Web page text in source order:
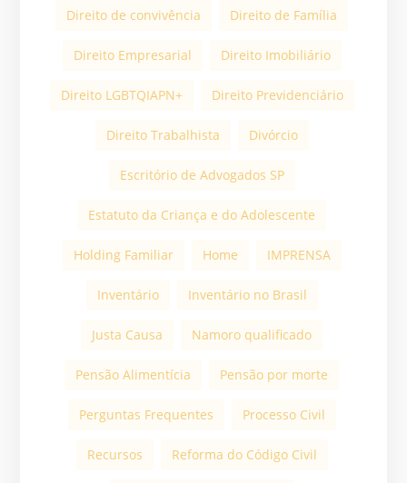
Direito de convivência Direito de Família
Direito Empresarial Direito Imobiliário
Direito LGBTQIAPN+ Direito Previdenciário
Direito Trabalhista Divórcio
Escritório de Advogados SP
Estatuto da Criança e do Adolescente
Holding Familiar Home IMPRENSA
Inventário Inventário no Brasil
Justa Causa Namoro qualificado
Pensão Alimentícia Pensão por morte
Perguntas Frequentes Processo Civil
Recursos Reforma do Código Civil